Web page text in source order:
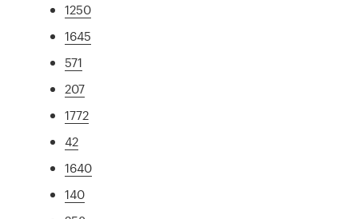
1250
1645
571
207
1772
42
1640
140